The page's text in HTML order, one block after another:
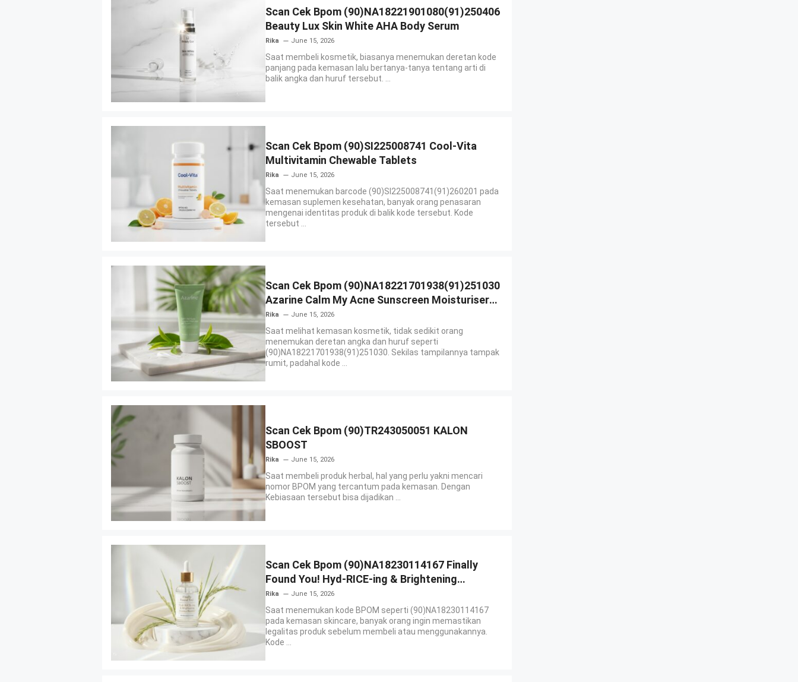
Scan Cek Bpom (90)NA18221901080(91)250406
Beauty Lux Skin White AHA Body Serum
Rika June 15, 2026
Saat membeli kosmetik, biasanya menemukan deretan kode
panjang pada kemasan lalu bertanya-tanya tentang arti di
balik angka dan huruf tersebut. ...
Scan Cek Bpom (90)SI225008741 Cool-Vita
Multivitamin Chewable Tablets
Rika June 15, 2026
Saat menemukan barcode (90)SI225008741(91)260201 pada
kemasan suplemen kesehatan, banyak orang penasaran
mengenai identitas produk di balik kode tersebut. Kode
tersebut ...
Scan Cek Bpom (90)NA18221701938(91)251030
Azarine Calm My Acne Sunscreen Moisturiser
SPF 35
Rika June 15, 2026
Saat melihat kemasan kosmetik, tidak sedikit orang
menemukan deretan angka dan huruf seperti
(90)NA18221701938(91)251030. Sekilas tampilannya tampak
rumit, padahal kode ...
Scan Cek Bpom (90)TR243050051 KALON
SBOOST
Rika June 15, 2026
Saat membeli produk herbal, hal yang perlu yakni mencari
nomor BPOM yang tercantum pada kemasan. Dengan
Kebiasaan tersebut bisa dijadikan ...
Scan Cek Bpom (90)NA18230114167 Finally
Found You! Hyd-RICE-ing & Brightening
Essence Booster
Rika June 15, 2026
Saat menemukan kode BPOM seperti (90)NA18230114167
pada kemasan skincare, banyak orang ingin memastikan
legalitas produk sebelum membeli atau menggunakannya.
Kode ...